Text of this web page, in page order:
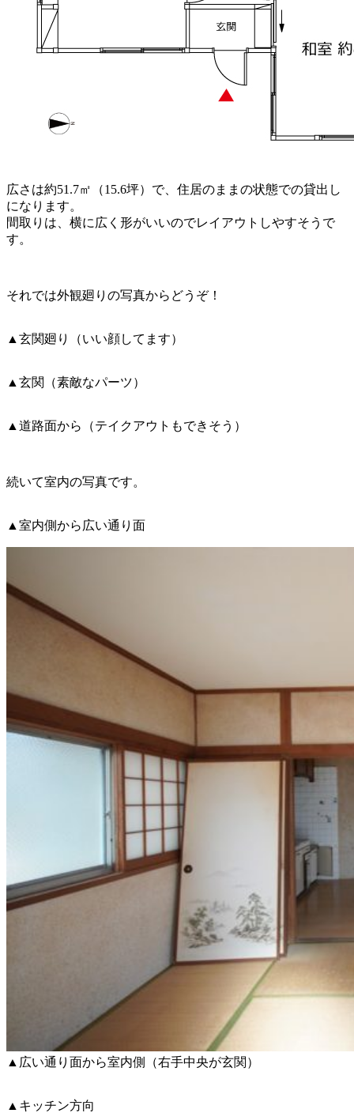
広さは約51.7㎡（15.6坪）で、住居のままの状態での貸出し
になります。
間取りは、横に広く形がいいのでレイアウトしやすそうで
す。
それでは外観廻りの写真からどうぞ！
▲玄関廻り（いい顔してます）
▲玄関（素敵なパーツ）
▲道路面から（テイクアウトもできそう）
続いて室内の写真です。
▲室内側から広い通り面
▲広い通り面から室内側（右手中央が玄関）
▲キッチン方向